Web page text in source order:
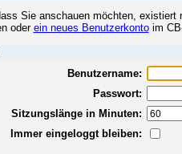
Sie anschauen möchten, existiert
oderein neues Benutzerkontoim
Benutzername:
Passwort:
Sitzungslänge in Minuten:
Immer eingeloggt bleiben: